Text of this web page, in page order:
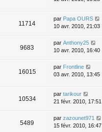
11714
par Papa OURS
10 avr. 2010, 21:03
9683
par Anthony25
10 avr. 2010, 16:40
16015
par Frontline
03 avr. 2010, 13:45
10534
par tarikour
21 févr. 2010, 17:51
5489
par zazounet971
15 févr. 2010, 16:47